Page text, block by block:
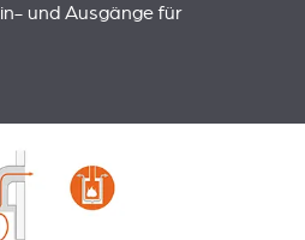
und Ausgänge für